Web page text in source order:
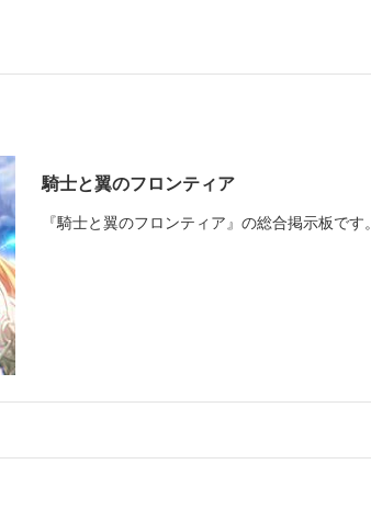
騎士と翼のフロンティア
『騎士と翼のフロンティア』の総合掲示板です。